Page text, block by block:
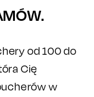
od 100 do
Cię
w